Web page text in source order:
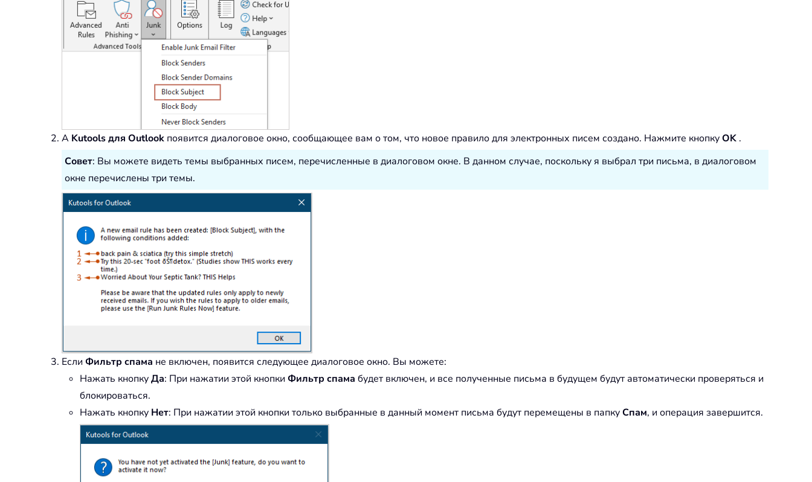
A Kutools для Outlook появится диалоговое окно, сообщающее вам о том, что новое правило для электронных писем создано. Нажмите кнопкуOK .
Совет: Вы можете видеть темы выбранных писем, перечисленные в диалоговом окне. В данном случае, поскольку я выбрал три письма, в диалоговом
окне перечислены три темы.
Если Фильтр спама не включен, появится следующее диалоговое окно. Вы можете:
Нажать кнопкуДа: При нажатии этой кнопки Фильтр спама будет включен, и все полученные письма в будущем будут автоматически проверяться и
блокироваться.
Нажать кнопку Нет: При нажатии этой кнопки только выбранные в данный момент письма будут перемещены в папкуСпам, и операция завершится.